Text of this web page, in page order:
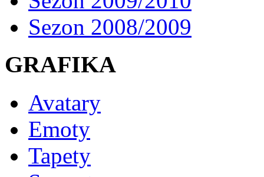
Sezon 2008/2009
GRAFIKA
Avatary
Emoty
Tapety